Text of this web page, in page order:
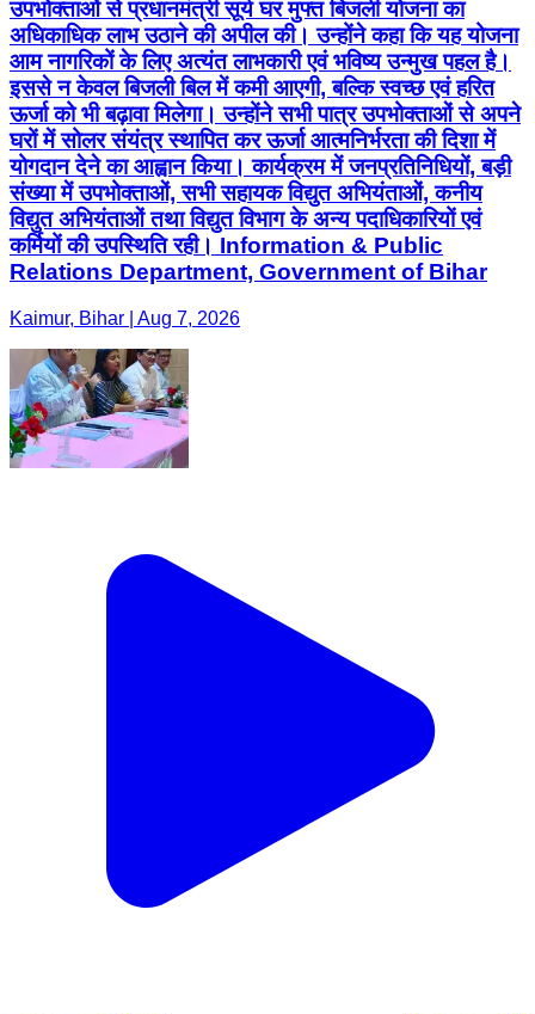
उपभोक्ताओं से प्रधानमंत्री सूर्य घर मुफ्त बिजली योजना का
अधिकाधिक लाभ उठाने की अपील की। उन्होंने कहा कि यह योजना
आम नागरिकों के लिए अत्यंत लाभकारी एवं भविष्य उन्मुख पहल है।
इससे न केवल बिजली बिल में कमी आएगी, बल्कि स्वच्छ एवं हरित
ऊर्जा को भी बढ़ावा मिलेगा। उन्होंने सभी पात्र उपभोक्ताओं से अपने
घरों में सोलर संयंत्र स्थापित कर ऊर्जा आत्मनिर्भरता की दिशा में
योगदान देने का आह्वान किया। कार्यक्रम में जनप्रतिनिधियों, बड़ी
संख्या में उपभोक्ताओं, सभी सहायक विद्युत अभियंताओं, कनीय
विद्युत अभियंताओं तथा विद्युत विभाग के अन्य पदाधिकारियों एवं
कर्मियों की उपस्थिति रही। Information & Public
Relations Department, Government of Bihar
Kaimur, Bihar | Aug 7, 2026